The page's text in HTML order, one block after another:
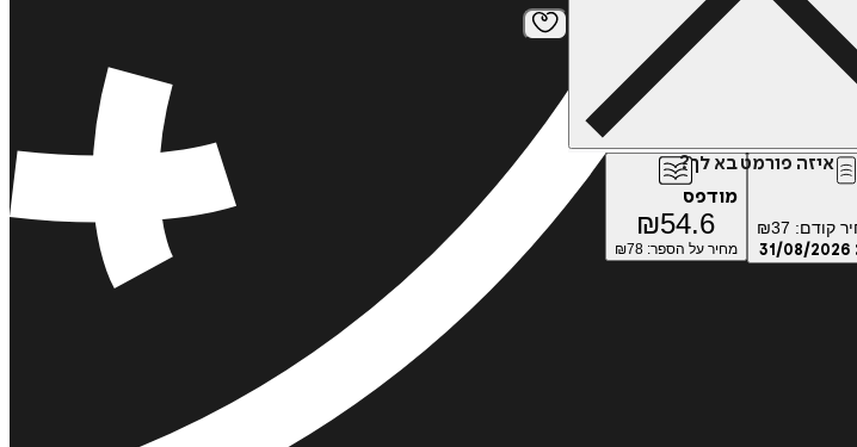
איזה פורמט בא לך?
קודם: ₪37
31/08/2026
מודפס
₪54.6
מחיר על הספר: ₪78